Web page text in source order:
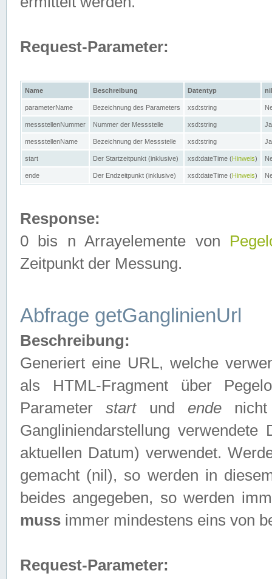
Request-Parameter:
Name Beschreibung Datentyp nil
parameterName Bezeichnung des Parameters xsd:string
messstellenNummer Nummer der Messstelle xsd:string Ja
messstellenName Bezeichnung der Messstelle xsd:string Ja
start Der Startzeitpunkt (inklusive) xsd:dateTime (Hinweis)
ende Der Endzeitpunkt (inklusive) xsd:dateTime (Hinweis)
Response:
0 bis n Arrayelemente von
Zeitpunkt der Messung.
Abfrage getGanglinienUrl
Beschreibung:
Generiert eine URL, welche
als HTML-Fragment über
Parameterstartund endenicht
Gangliniendarstellung
aktuellen Datum) verwendet.
gemacht (nil), so werden in
beides angegeben, so werden
muss immer mindestens eins von
Request-Parameter: